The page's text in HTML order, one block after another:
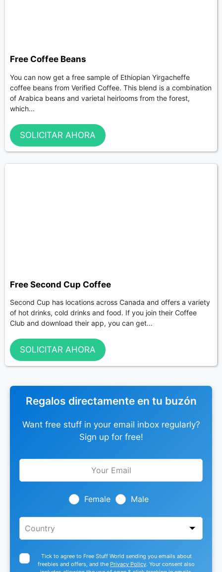
Free Coffee Beans
You can now get a free sample of Ethiopian Yirgacheffe
coffee beans from Verified Coffee. This blend is a combination
of Arabica beans and varietal heirlooms from the forest,
which...
SOLICITAR AHORA
Free Second Cup Coffee
Second Cup has locations across Canada and offers a variety
of hot drinks, cold drinks and food. If you join their Coffee
Club and download their app, you can get...
SOLICITAR AHORA
Regalos directamente en tu buzón
Want free stuff in your email inbox regularly?
Sign up for free!
Leave
Female Male
Tick to agree to Free Stuff World sending you emails about
freebies and offers, and the Privacy Policy. Your consent also